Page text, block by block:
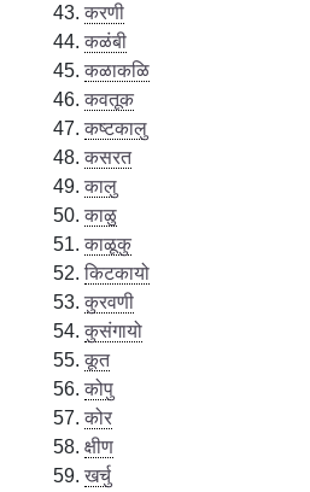
करणी
कळंबी
कळाकळि
कवतूक
कष्टकालु
कसरत
कालु
काळु
काळूकु
किटकायो
कुरवणी
कुसंगायो
कूत
कोपु
कोर
क्षीण
खर्चु